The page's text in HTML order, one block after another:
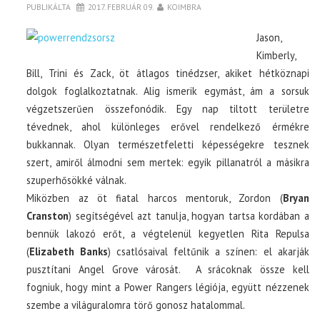
PUBLIKÁLTA 2017. FEBRUÁR 09. KOIMBRA
Jason,
Kimberly,
Bill, Trini és Zack, öt átlagos tinédzser, akiket hétköznapi
dolgok foglalkoztatnak. Alig ismerik egymást, ám a sorsuk
végzetszerűen összefonódik. Egy nap tiltott területre
tévednek, ahol különleges erővel rendelkező érmékre
bukkannak. Olyan természetfeletti képességekre tesznek
szert, amiről álmodni sem mertek: egyik pillanatról a másikra
szuperhősökké válnak.
Miközben az öt fiatal harcos mentoruk, Zordon (Bryan
Cranston) segítségével azt tanulja, hogyan tartsa kordában a
bennük lakozó erőt, a végtelenül kegyetlen Rita Repulsa
(Elizabeth Banks) csatlósaival feltűnik a színen: el akarják
pusztítani Angel Grove városát. A srácoknak össze kell
fogniuk, hogy mint a Power Rangers légiója, együtt nézzenek
szembe a világuralomra törő gonosz hatalommal.